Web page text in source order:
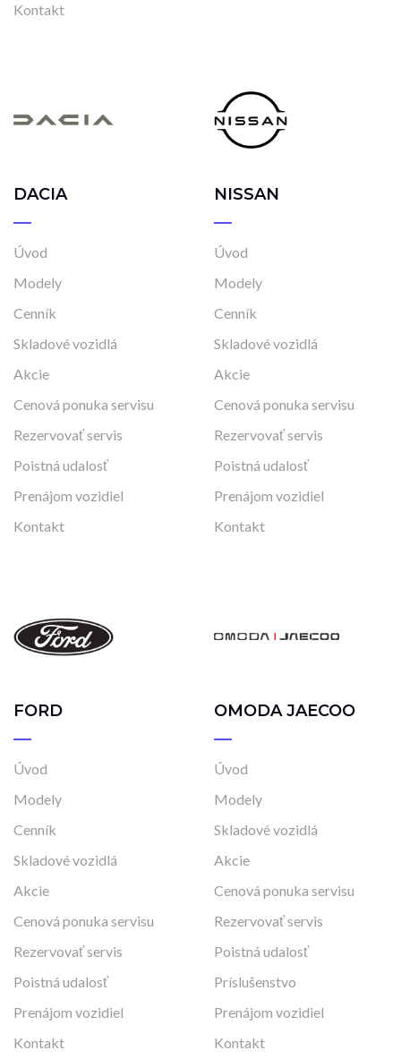
Kontakt
DACIA
Úvod
Modely
Cenník
Skladové vozidlá
Akcie
Cenová ponuka servisu
Rezervovať servis
Poistná udalosť
Prenájom vozidiel
Kontakt
NISSAN
Úvod
Modely
Cenník
Skladové vozidlá
Akcie
Cenová ponuka servisu
Rezervovať servis
Poistná udalosť
Prenájom vozidiel
Kontakt
FORD
Úvod
Modely
Cenník
Skladové vozidlá
Akcie
Cenová ponuka servisu
Rezervovať servis
Poistná udalosť
Prenájom vozidiel
Kontakt
OMODA JAECOO
Úvod
Modely
Skladové vozidlá
Akcie
Cenová ponuka servisu
Rezervovať servis
Poistná udalosť
Príslušenstvo
Prenájom vozidiel
Kontakt